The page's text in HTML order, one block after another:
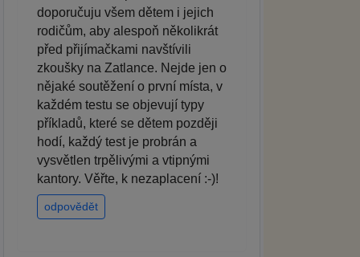
doporučuju všem dětem i jejich
rodičům, aby alespoň několikrát
před přijímačkami navštívili
zkoušky na Zatlance. Nejde jen o
nějaké soutěžení o první místa, v
každém testu se objevují typy
příkladů, které se dětem později
hodí, každý test je probrán a
vysvětlen trpělivými a vtipnými
kantory. Věřte, k nezaplacení :-)!
odpovědět